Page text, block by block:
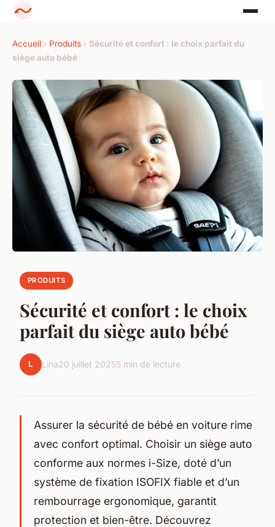
Accueil › Produits › Sécurité et confort : le choix parfait du
siège auto bébé
PRODUITS
Sécurité et confort : le choix
parfait du siège auto bébé
L Lina20 juillet 20255 min de lecture
Assurer la sécurité de bébé en voiture rime
avec confort optimal. Choisir un siège auto
conforme aux normes i-Size, doté d’un
système de fixation ISOFIX fiable et d’un
rembourrage ergonomique, garantit
protection et bien-être. Découvrez